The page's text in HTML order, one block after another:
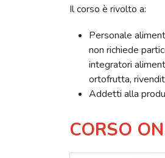
Il corso è rivolto a:
Personale
non richiede
integratori
ortofrutta,
Addetti alla
CORSO